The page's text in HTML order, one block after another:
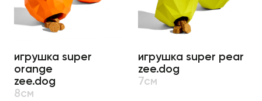
игрушка super
orange
zee.dog
8см
игрушка super pear
zee.dog
7см